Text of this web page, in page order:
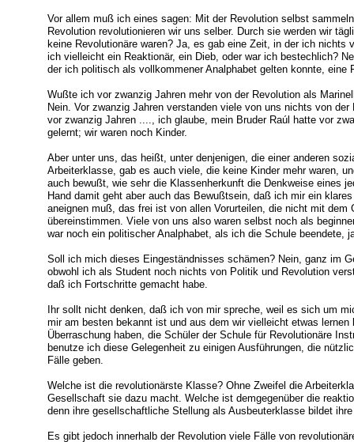
Vor allem muß ich eines sagen: Mit der Revolution selbst
Revolution revolutionieren wir uns selber. Durch sie werden wir
keine Revolutionäre waren? Ja, es gab eine Zeit, in der ich nichts
ich vielleicht ein Reaktionär, ein Dieb, oder war ich bestechlich?
der ich politisch als vollkommener Analphabet gelten konnte, eine
Wußte ich vor zwanzig Jahren mehr von der Revolution als
Nein. Vor zwanzig Jahren verstanden viele von uns nichts von
vor zwanzig Jahren ...., ich glaube, mein Bruder Raúl hatte vor
gelernt; wir waren noch Kinder.
Aber unter uns, das heißt, unter denjenigen, die einer anderen
Arbeiterklasse, gab es auch viele, die keine Kinder mehr waren,
auch bewußt, wie sehr die Klassenherkunft die Denkweise eines
Hand damit geht aber auch das Bewußtsein, daß ich mir ein
aneignen muß, das frei ist von allen Vorurteilen, die nicht mit dem
übereinstimmen. Viele von uns also waren selbst noch als
war noch ein politischer Analphabet, als ich die Schule beendete,
Soll ich mich dieses Eingeständnisses schämen? Nein, ganz im
obwohl ich als Student noch nichts von Politik und Revolution
daß ich Fortschritte gemacht habe.
Ihr sollt nicht denken, daß ich von mir spreche, weil es sich um
mir am besten bekannt ist und aus dem wir vielleicht etwas lernen
Überraschung haben, die Schüler der Schule für Revolutionäre
benutze ich diese Gelegenheit zu einigen Ausführungen, die
Fälle geben.
Welche ist die revolutionärste Klasse? Ohne Zweifel die
Gesellschaft sie dazu macht. Welche ist demgegenüber die
denn ihre gesellschaftliche Stellung als Ausbeuterklasse bildet
Es gibt jedoch innerhalb der Revolution viele Fälle von